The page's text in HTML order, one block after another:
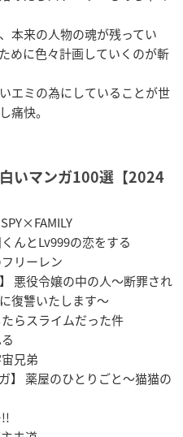
本来の人物の魂が残ってい
めに色々計画していくのが斬
エミの為にしていることが世
痛快。
いマンガ100選【2024
んとLv999の恋をする
リーレン
悪役令嬢の中の人～断罪され
復讐いたします～
らスライムだった件
兄弟
】 薬屋のひとりごと～猫猫の